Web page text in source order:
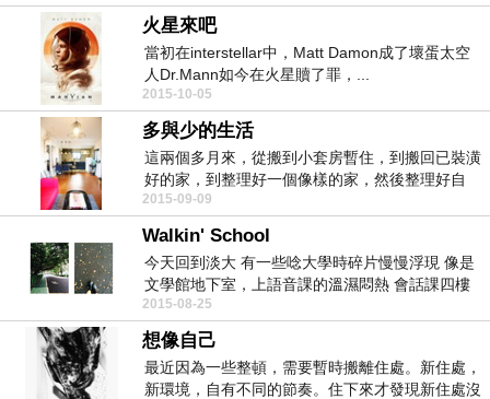
火星來吧
當初在interstellar中，Matt Damon成了壞蛋太空
人Dr.Mann如今在火星贖了罪，...
2015-10-05
多與少的生活
這兩個多月來，從搬到小套房暫住，到搬回已裝潢
好的家，到整理好一個像樣的家，然後整理好自
己，生活下來。...
2015-09-09
Walkin' School
今天回到淡大 有一些唸大學時碎片慢慢浮現 像是
文學館地下室，上語音課的溫濕悶熱 會話課四樓
的白...
2015-08-25
想像自己
最近因為一些整頓，需要暫時搬離住處。新住處，
新環境，自有不同的節奏。住下來才發現新住處沒